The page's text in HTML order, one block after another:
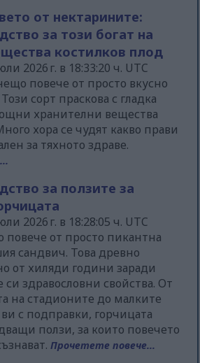
от нектарините:
за този богат на
костилков плод
2026 г. в 18:33:20 ч. UTC
повече от просто вкусно
сорт праскова с гладка
хранителни вещества
хора се чудят какво прави
за тяхното здраве.
за ползите за
2026 г. в 18:28:05 ч. UTC
повече от просто пикантна
сандвич. Това древно
от хиляди години заради
здравословни свойства. От
на стадионите до малките
с подправки, горчицата
ползи, за които повечето
Прочетете повече...